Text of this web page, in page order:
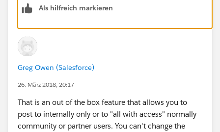
Als hilfreich markieren
Greg Owen (Salesforce)
26. März 2018, 20:17
That is an out of the box feature that allows you to
post to internally only or to "all with access" normally
community or partner users. You can't change the